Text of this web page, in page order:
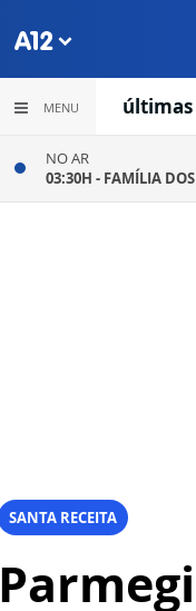
MENU últimas
NO AR
03:30H - FAMÍLIA
SANTA RECEITA